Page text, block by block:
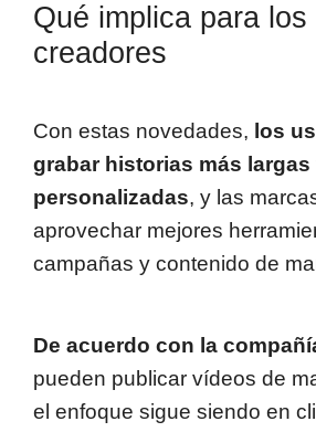
Qué implica para
creadores
Con estas novedades, los
grabar historias más largas
personalizadas, y las
aprovechar mejores
campañas y contenido de
De acuerdo con la
pueden publicar vídeos de
el enfoque sigue siendo en